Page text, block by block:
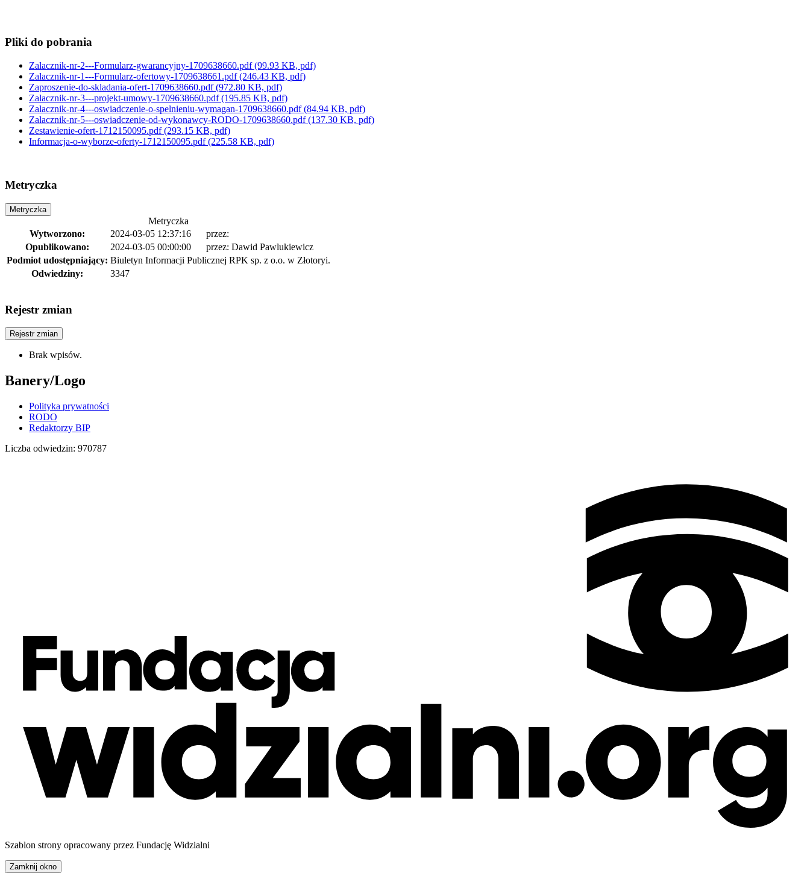
Pliki do pobrania
Zalacznik-nr-2---Formularz-gwarancyjny-1709638660.pdf(99.93 KB, pdf)
Zalacznik-nr-1---Formularz-ofertowy-1709638661.pdf(246.43 KB, pdf)
Zaproszenie-do-skladania-ofert-1709638660.pdf(972.80 KB, pdf)
Zalacznik-nr-3---projekt-umowy-1709638660.pdf(195.85 KB, pdf)
Zalacznik-nr-4---oswiadczenie-o-spelnieniu-wymagan-1709638660.pdf(84.94 KB, pdf)
Zalacznik-nr-5---oswiadczenie-od-wykonawcy-RODO-1709638660.pdf(137.30 KB, pdf)
Zestawienie-ofert-1712150095.pdf(293.15 KB, pdf)
Informacja-o-wyborze-oferty-1712150095.pdf(225.58 KB, pdf)
Metryczka
Metryczka
Metryczka
Wytworzono:
2024-03-05 12:37:16
przez:
Opublikowano:
2024-03-05 00:00:00 przez: Dawid Pawlukiewicz
Podmiot udostępniający: Biuletyn Informacji Publicznej RPK sp. z o.o. w Złotoryi.
Odwiedziny:
3347
Rejestr zmian
Rejestr zmian
Brak wpisów.
Banery/Logo
Polityka prywatności
RODO
Redaktorzy BIP
Liczba odwiedzin: 970787
Szablon strony opracowany przez Fundację Widzialni
Zamknij okno